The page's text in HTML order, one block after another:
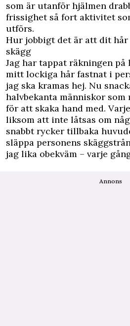
som är utanför hjälmen
frissighet så fort aktivitet
utförs.
Hur jobbigt det är att dit
skägg
Jag har tappat räkningen på
mitt lockiga hår fastnat i
jag ska kramas hej. Nu
halvbekanta människor
för att skaka hand med.
liksom att inte låtsas om
snabbt rycker tillbaka
släppa personens
jag lika obekväm – varje
Annons